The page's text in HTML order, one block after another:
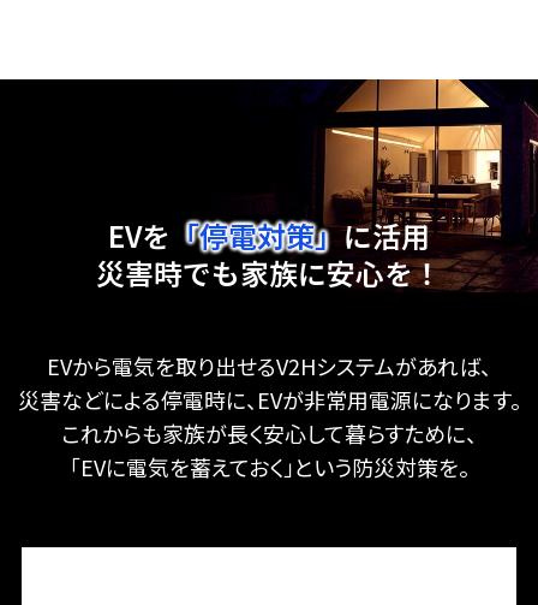
EVを 「停電対策」に活用
災害時でも家族に安心を！
EVから電気を取り出せるV2Hシステムがあれば、
災害などによる停電時に、EVが非常用電源になります。
これからも家族が長く安心して暮らすために、
「EVに電気を蓄えておく」という防災対策を。